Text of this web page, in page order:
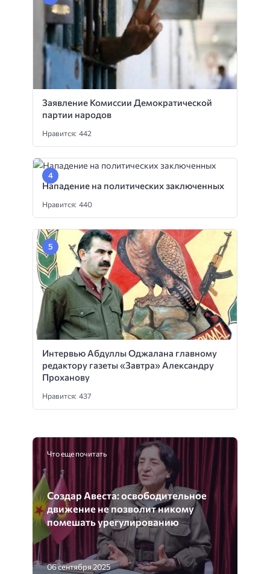
Заявление Комиссии Демократической
партии народов
Нравится: 442
Нападение на политических заключенных
Нравится: 440
Интервью Абдуллы Оджалана главному
редактору газеты «Завтра» Александру
Проханову
Нравится: 437
Что еще почитать
Создар Авеста: освободительное
движение не позволит никому
помешать урегулированию
06 сентября 2025